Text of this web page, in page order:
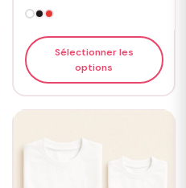
Sélectionner les
options